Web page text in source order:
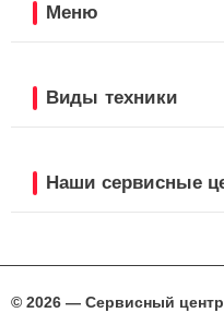
Меню
Виды техники
Наши сервисные
© 2026 — Сервисный